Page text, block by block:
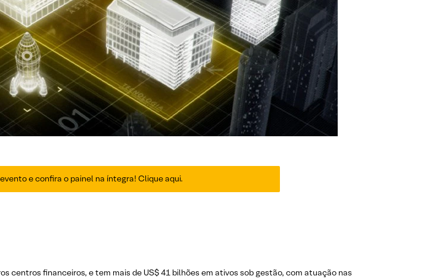
e confira o painel na íntegra! Clique aqui.
centros financeiros, e tem mais de US$ 41 bilhões em ativos sob gestão, com atuação nas